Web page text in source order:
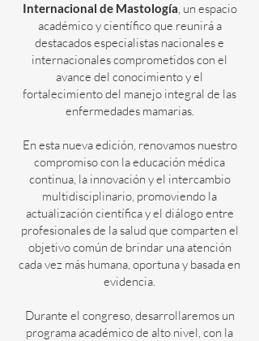
Internacional de Mastología, un espacio
académico y científico que reunirá a
destacados especialistas nacionales e
internacionales comprometidos con el
avance del conocimiento y el
fortalecimiento del manejo integral de las
enfermedades mamarias.
En esta nueva edición, renovamos nuestro
compromiso con la educación médica
continua, la innovación y el intercambio
multidisciplinario, promoviendo la
actualización científica y el diálogo entre
profesionales de la salud que comparten el
objetivo común de brindar una atención
cada vez más humana, oportuna y basada en
evidencia.
Durante el congreso, desarrollaremos un
programa académico de alto nivel, con la